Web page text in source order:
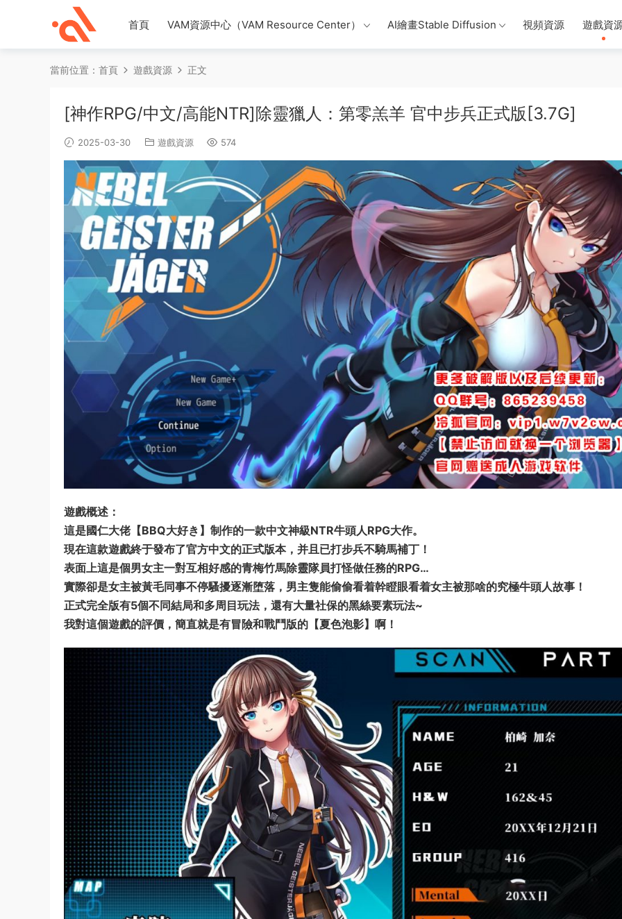
首頁 VAM資源中心（VAM Resource Center） AI繪畫Stable Diffusion 視頻資源 遊戲資
當前位置： 首頁 遊戲資源 正文
[神作RPG/中文/高能NTR]除靈獵人：第零羔羊 官中步兵正式版[3.7G]
2025-03-30 遊戲資源 574
遊戲概述：
這是國仁大佬【BBQ大好き】制作的一款中文神級NTR牛頭人RPG大作。
現在這款遊戲終于發布了官方中文的正式版本，并且已打步兵不騎馬補丁！
表面上這是個男女主一對互相好感的青梅竹馬除靈隊員打怪做任務的RPG…
實際卻是女主被黃毛同事不停騷擾逐漸堕落，男主隻能偷偷看着幹瞪眼看着女主被那啥的究極牛頭人故事！
正式完全版有5個不同結局和多周目玩法，還有大量社保的黑絲要素玩法~
我對這個遊戲的評價，簡直就是有冒險和戰鬥版的【夏色泡影】啊！